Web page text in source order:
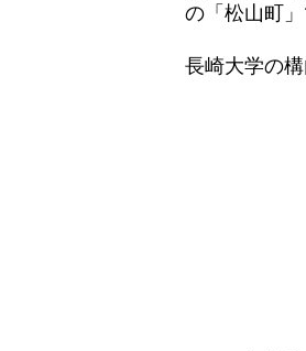
の「松山町」
長崎大学の